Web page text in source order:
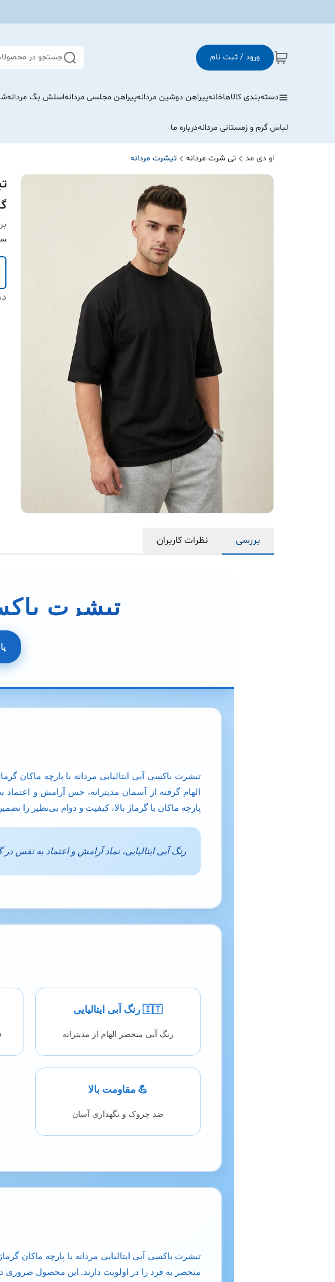
ورود / ثبت نام جستجو در
دسته‌بندی کالاهاخانهپیراهن دوشین مردانهپیراهن مجلسی مردانهاسلش بگ مردانه
لباس گرم و زمستانی مردانهدرباره ما
او دی مد تی شرت مردانه تیشرت مردانه
بررسی نظرات کاربران
تیشرت
تیشرت باکسی آبی ایتالیایی مردانه با پارچه ماکان
الهام گرفته از آسمان مدیترانه، حس آرامش و
پارچه ماکان با گرماژ بالا، کیفیت و دوام بی‌نظیر را
رنگ آبی ایتالیایی، نماد آرامش و اعتماد به نفس
🇮🇹 رنگ آبی ایتالیایی
رنگ آبی منحصر الهام از مدیترانه
💪 مقاومت بالا
ضد چروک و نگهداری آسان
تیشرت باکسی آبی ایتالیایی مردانه با پارچه ماکان
منحصر به فرد را در اولویت دارند. این محصول